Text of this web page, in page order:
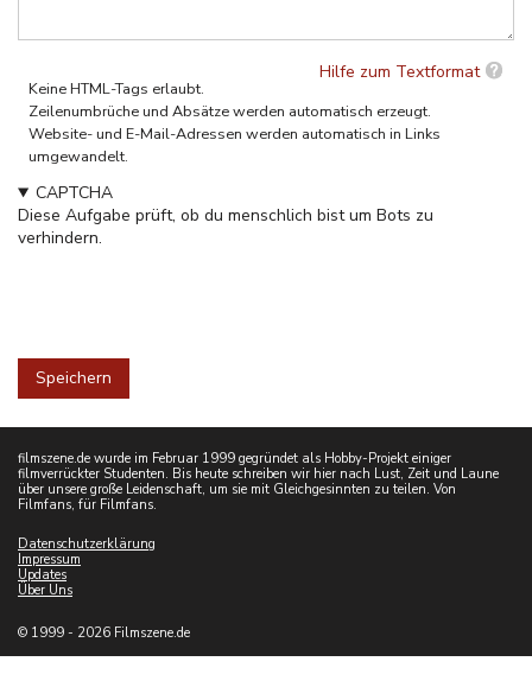
Hilfe zum Textformat
Keine HTML-Tags erlaubt.
Zeilenumbrüche und Absätze werden automatisch erzeugt.
Website- und E-Mail-Adressen werden automatisch in Links
umgewandelt.
CAPTCHA
Diese Aufgabe prüft, ob du menschlich bist um Bots zu
verhindern.
filmszene.de wurde im Februar 1999 gegründet als Hobby-Projekt einiger
filmverrückter Studenten. Bis heute schreiben wir hier nach Lust, Zeit und Laune
über unsere große Leidenschaft, um sie mit Gleichgesinnten zu teilen. Von
Filmfans, für Filmfans.
Datenschutzerklärung
Impressum
Updates
Über Uns
© 1999 - 2026 Filmszene.de